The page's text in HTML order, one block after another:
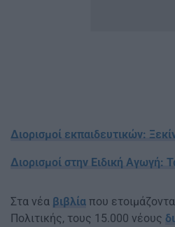
Διορισμοί εκπαιδευτικών:
Διορισμοί στην Ειδική Αγωγή:
Στα νέα βιβλία που
Πολιτικής, τους 15.000 νέους